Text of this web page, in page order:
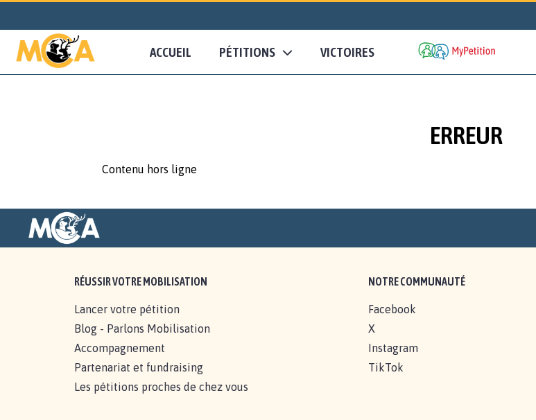
ACCUEIL PÉTITIONS VICTOIRES
ERREUR
Contenu hors ligne
RÉUSSIR VOTRE MOBILISATION
Lancer votre pétition
Blog - Parlons Mobilisation
Accompagnement
Partenariat et fundraising
Les pétitions proches de chez vous
NOTRE COMMUNAUTÉ
Facebook
X
Instagram
TikTok